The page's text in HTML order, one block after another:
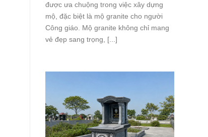
được ưa chuộng trong việc xây dựng
mộ, đặc biệt là mộ granite cho người
Công giáo. Mộ granite không chỉ mang
vẻ đẹp sang trọng, [...]